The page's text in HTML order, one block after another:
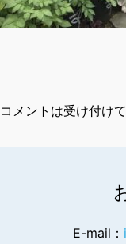
コメントは受け付けて
E-mail：